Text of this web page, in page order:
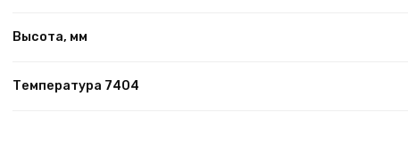
Высота, мм
Температура 7404